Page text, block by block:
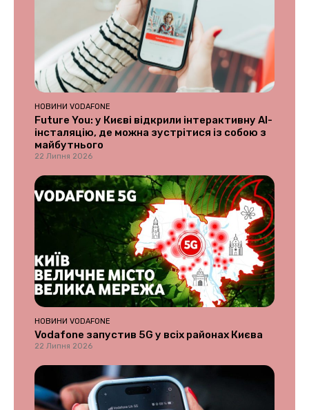
НОВИНИ VODAFONE
Future You: у Києві відкрили інтерактивну AI-
інсталяцію, де можна зустрітися із собою з
майбутнього
22 Липня 2026
НОВИНИ VODAFONE
Vodafone запустив 5G у всіх районах Києва
22 Липня 2026